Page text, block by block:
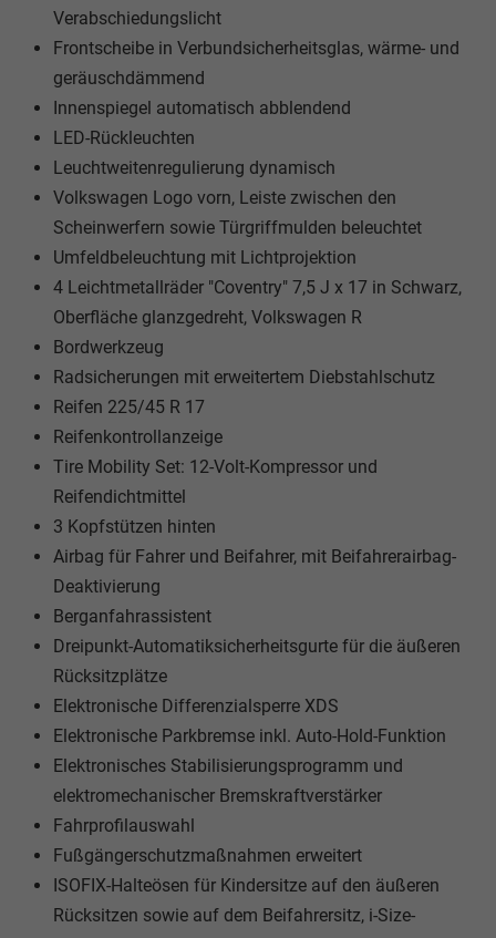
Verabschiedungslicht
Frontscheibe in Verbundsicherheitsglas, wärme- und
geräuschdämmend
Innenspiegel automatisch abblendend
LED-Rückleuchten
Leuchtweitenregulierung dynamisch
Volkswagen Logo vorn, Leiste zwischen den
Scheinwerfern sowie Türgriffmulden beleuchtet
Umfeldbeleuchtung mit Lichtprojektion
4 Leichtmetallräder "Coventry" 7,5 J x 17 in Schwarz,
Oberfläche glanzgedreht, Volkswagen R
Bordwerkzeug
Radsicherungen mit erweitertem Diebstahlschutz
Reifen 225/45 R 17
Reifenkontrollanzeige
Tire Mobility Set: 12-Volt-Kompressor und
Reifendichtmittel
3 Kopfstützen hinten
Airbag für Fahrer und Beifahrer, mit Beifahrerairbag-
Deaktivierung
Berganfahrassistent
Dreipunkt-Automatiksicherheitsgurte für die äußeren
Rücksitzplätze
Elektronische Differenzialsperre XDS
Elektronische Parkbremse inkl. Auto-Hold-Funktion
Elektronisches Stabilisierungsprogramm und
elektromechanischer Bremskraftverstärker
Fahrprofilauswahl
Fußgängerschutzmaßnahmen erweitert
ISOFIX-Halteösen für Kindersitze auf den äußeren
Rücksitzen sowie auf dem Beifahrersitz, i-Size-